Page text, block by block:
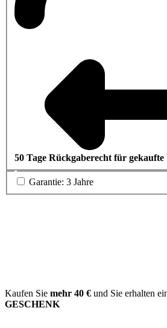
50 Tage Rückgaberecht für gekaufte
Garantie: 3 Jahre
Kaufen Sie mehr 40 € und Sie erhalten
GESCHENK